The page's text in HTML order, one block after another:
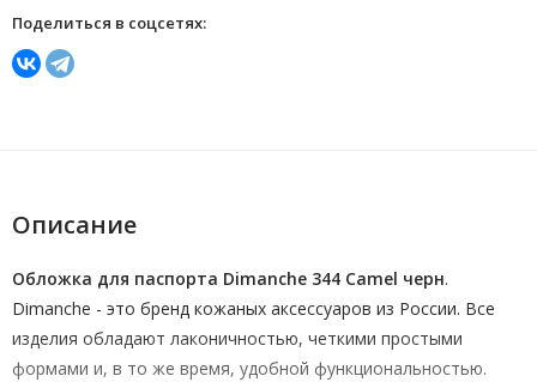
Поделиться в соцсетях:
Описание
Обложка для паспорта Dimanche 344 Camel черн.
Dimanche - это бренд кожаных аксессуаров из России. Все
изделия обладают лаконичностью, четкими простыми
формами и, в то же время, удобной функциональностью.